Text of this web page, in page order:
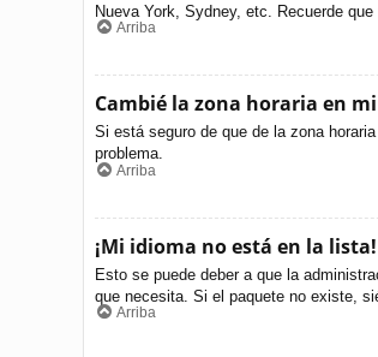
Nueva York, Sydney, etc. Recuerde
Arriba
Cambié la zona horaria en
Si está seguro de que de la zona
problema.
Arriba
¡Mi idioma no está en la lista!
Esto se puede deber a que la
que necesita. Si el paquete no existe,
Arriba